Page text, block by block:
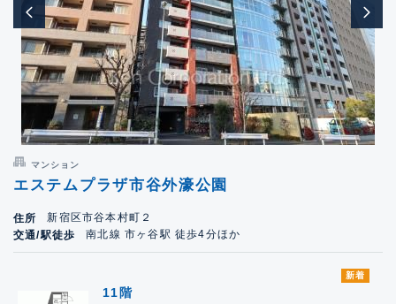
マンション
エステムプラザ市谷外濠公園
住所
新宿区市谷本村町２
交通/駅徒歩
南北線 市ヶ谷駅 徒歩4分ほか
新着
11階